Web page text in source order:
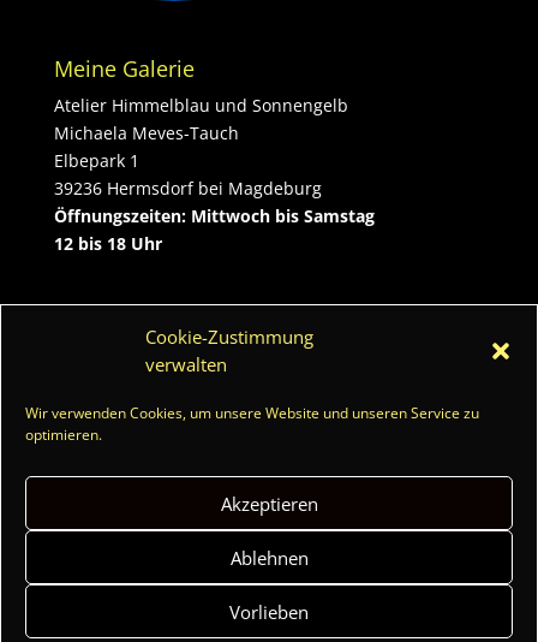
Cookie-Zustimmung
verwalten
Wir verwenden Cookies, um unsere Website und unseren Service zu
optimieren.
Akzeptieren
Ablehnen
Vorlieben
Meine Galerie
Atelier Himmelblau und Sonnengelb
Michaela Meves-Tauch
Elbepark 1
39236 Hermsdorf bei Magdeburg
Öffnungszeiten: Mittwoch bis Samstag
12 bis 18 Uhr
0172/5424181
Datenschutzerklärung